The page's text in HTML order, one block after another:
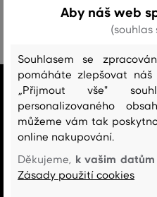
VŠE SKLADEM
Všechno zboží v e-shopu je skladem.
ZÁRUKA ORIGINALITY
DOPRAVA A VRÁCENÍ ZDARMA
Aby náš web
(souhlas
Souhlasem se
pomáháte zlepšovat
„Přijmout vše"
personalizovaného
můžeme vám tak
online nakupování.
Děkujeme, k vašim
Zásady použití cookies